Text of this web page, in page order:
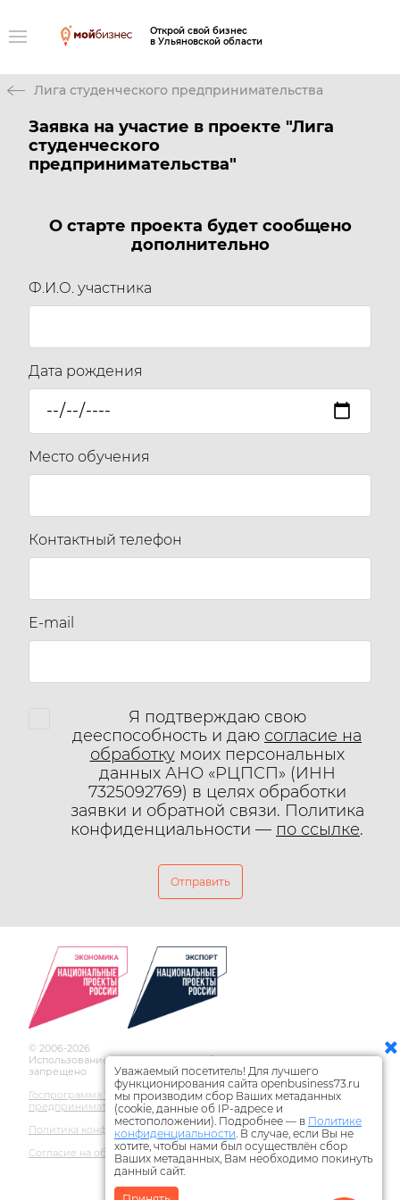
Открой свой бизнес
в Ульяновской области
Лига студенческого предпринимательства
Заявка на участие в проекте "Лига
студенческого
предпринимательства"
О старте проекта будет сообщено
дополнительно
Ф.И.О. участника
Дата рождения
Место обучения
Контактный телефон
E-mail
Я подтверждаю свою
дееспособность и даю согласие на
обработкумоих персональных
данных АНО «РЦПСП» (ИНН
7325092769) в целях обработки
заявки и обратной связи. Политика
конфиденциальности — по ссылке.
Отправить
© 2006-2026
Использование материалов сайта без ссылки на источник
запрещено
Госпрограмма Ульяновской области по развитию
предпринимательства
Политика конфиденциальности
Согласие на обработку персональных данных
Уважаемый посетитель! Для лучшего
функционирования сайта openbusiness73.ru
мы производим сбор Ваших метаданных
(cookie, данные об IP-адресе и
местоположении). Подробнее — в Политике
конфиденциальности. В случае, если Вы не
хотите, чтобы нами был осуществлён сбор
Ваших метаданных, Вам необходимо покинуть
данный сайт.